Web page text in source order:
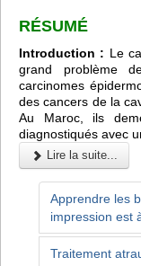
RÉSUMÉ
Introduction : Le
grand problème
carcinomes
des cancers de la
Au Maroc, ils
diagnostiqués avec
Lire la suite...
Apprendre les
impression est
Traitement